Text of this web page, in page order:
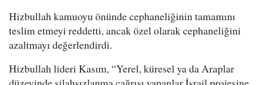
Hizbullah kamuoyu önünde cephaneliğinin tamamını
teslim etmeyi reddetti, ancak özel olarak cephaneliğini
azaltmayı değerlendirdi.
Hizbullah lideri Kasım, “Yerel, küresel ya da Araplar